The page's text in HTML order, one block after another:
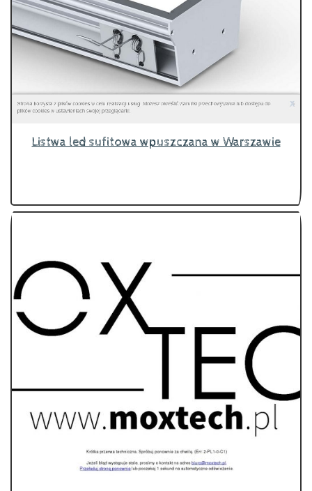
Listwa led sufitowa wpuszczana w Warszawie